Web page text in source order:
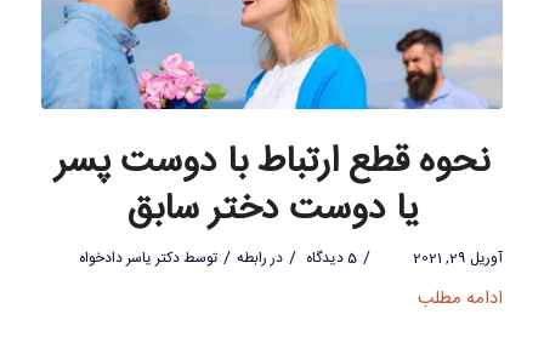
نحوه قطع ارتباط با دوست پسر
یا دوست دختر سابق
آوریل 29, 2021 / 5 دیدگاه / دررابطه / توسطدکتر یاسر دادخواه
ادامه مطلب